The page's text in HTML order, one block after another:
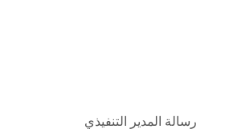
رسالة المدير التنفيذي